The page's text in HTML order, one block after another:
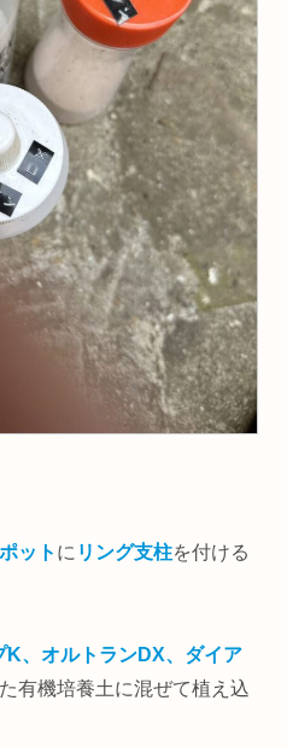
ット に リング支柱を付ける
K、オルトランDX、ダイア
有機培養土に混ぜて植え込